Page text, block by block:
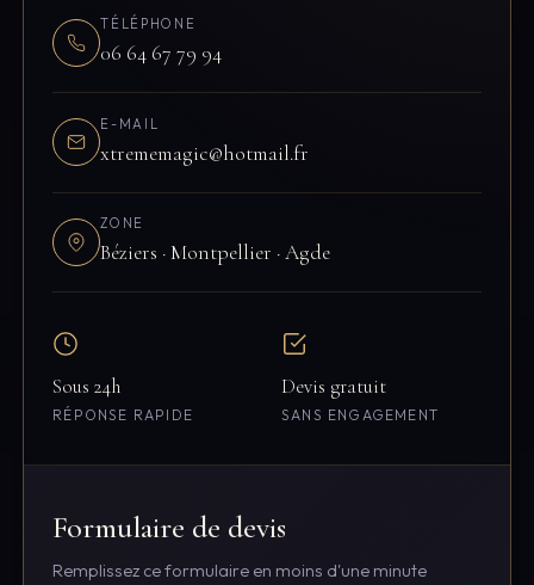
TÉLÉPHONE
06 64 67 79 94
E-MAIL
xtrememagic@hotmail.fr
ZONE
Béziers · Montpellier · Agde
Sous 24h
RÉPONSE RAPIDE
Devis gratuit
SANS ENGAGEMENT
Formulaire de devis
Remplissez ce formulaire en moins d'une minute